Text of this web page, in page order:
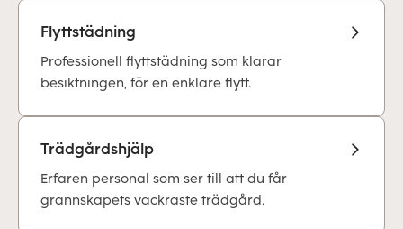
Flyttstädning
Professionell flyttstädning som klarar
besiktningen, för en enklare flytt.
Trädgårdshjälp
Erfaren personal som ser till att du får
grannskapets vackraste trädgård.